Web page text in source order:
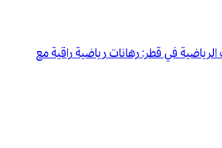
في قطر: رهانات رياضية راقية مع